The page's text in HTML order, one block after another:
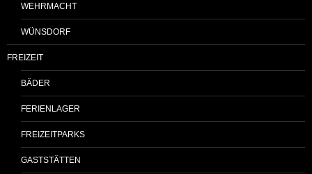
WEHRMACHT
WÜNSDORF
FREIZEIT
BÄDER
FERIENLAGER
FREIZEITPARKS
GASTSTÄTTEN